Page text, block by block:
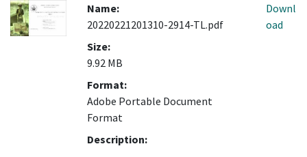
Name:
20220221201310-2914-TL.pdf
Size:
9.92 MB
Format:
Adobe Portable Document
Format
Description:
Downl
oad